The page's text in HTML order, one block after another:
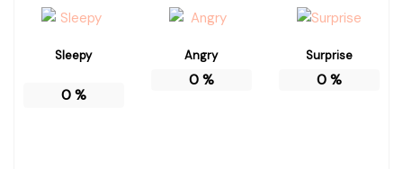
Sleepy
0%
Angry
0%
Surprise
0%